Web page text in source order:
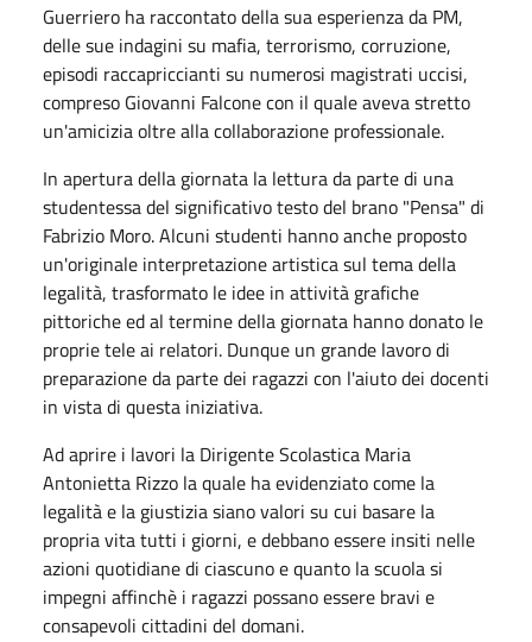
Guerriero ha raccontato della sua esperienza da PM,
delle sue indagini su mafia, terrorismo, corruzione,
episodi raccapriccianti su numerosi magistrati uccisi,
compreso Giovanni Falcone con il quale aveva stretto
un'amicizia oltre alla collaborazione professionale.
In apertura della giornata la lettura da parte di una
studentessa del significativo testo del brano "Pensa" di
Fabrizio Moro. Alcuni studenti hanno anche proposto
un'originale interpretazione artistica sul tema della
legalità, trasformato le idee in attività grafiche
pittoriche ed al termine della giornata hanno donato le
proprie tele ai relatori. Dunque un grande lavoro di
preparazione da parte dei ragazzi con l'aiuto dei docenti
in vista di questa iniziativa.
Ad aprire i lavori la Dirigente Scolastica Maria
Antonietta Rizzo la quale ha evidenziato come la
legalità e la giustizia siano valori su cui basare la
propria vita tutti i giorni, e debbano essere insiti nelle
azioni quotidiane di ciascuno e quanto la scuola si
impegni affinchè i ragazzi possano essere bravi e
consapevoli cittadini del domani.